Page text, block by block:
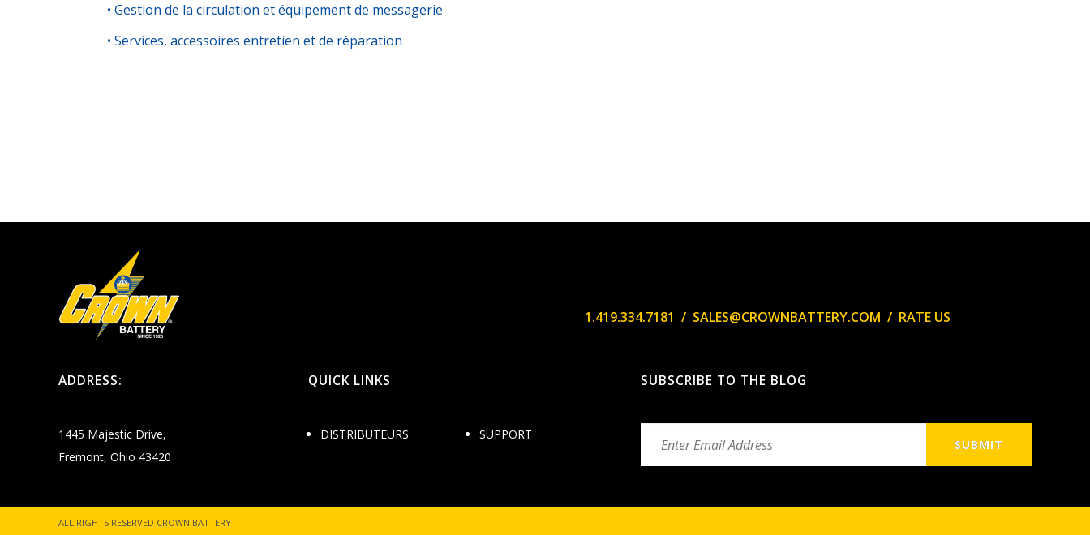
• Gestion de la circulation et équipement de messagerie
• Services, accessoires entretien et de réparation
1.419.334.7181 / SALES@CROWNBATTERY.COM / RATE US
ADDRESS:
1445 Majestic Drive,
Fremont, Ohio 43420
QUICK LINKS
DISTRIBUTEURS SUPPORT
SUBSCRIBE TO THE BLOG
ALL RIGHTS RESERVED CROWN BATTERY